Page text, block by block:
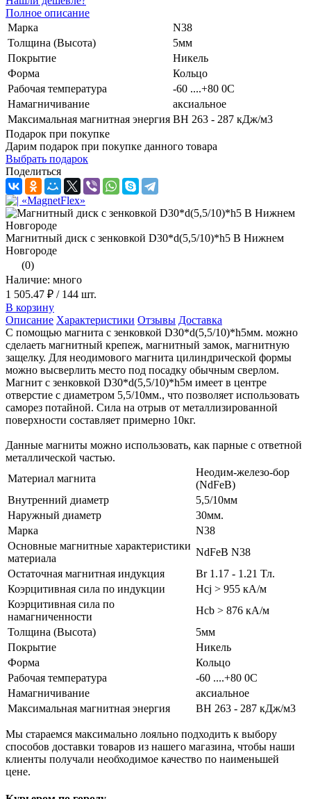
Полное описание
Марка
N38
Толщина (Высота)
5мм
Покрытие
Никель
Форма
Кольцо
Рабочая температура
-60 ....+80 0С
Намагничивание
аксиальное
Максимальная магнитная энергия BH 263 - 287 кДж/м3
Подарок при покупке
Дарим подарок при покупке данного товара
Выбрать подарок
Поделиться
Магнитный диск с зенковкой D30*d(5,5/10)*h5 В Нижнем
Новгороде
(0)
Наличие: много
1 505.47 ₽ / 144 шт.
В корзину
Описание Характеристики Отзывы Доставка
С помощью магнита с зенковкой D30*d(5,5/10)*h5мм. можно
сделаеть магнитный крепеж, магнитный замок, магнитную
защелку. Для неодимового магнита цилиндрической формы
можно высверлить место под посадку обычным сверлом.
Магнит с зенковкой D30*d(5,5/10)*h5м имеет в центре
отверстие с диаметром 5,5/10мм., что позволяет использовать
саморез потайной. Сила на отрыв от металлизированной
поверхности составляет примерно 10кг.
Данные магниты можно использовать, как парные с ответной
металлической частью.
Материал магнита
Неодим-железо-бор
(NdFeB)
Внутренний диаметр
5,5/10мм
Наружный диаметр
30мм.
Марка
N38
Основные магнитные характеристики
материала
NdFeB N38
Остаточная магнитная индукция
Br 1.17 - 1.21 Тл.
Коэрцитивная сила по индукции
Hcj > 955 кА/м
Коэрцитивная сила по
намагниченности
Hcb > 876 кА/м
Толщина (Высота)
5мм
Покрытие
Никель
Форма
Кольцо
Рабочая температура
-60 ....+80 0С
Намагничивание
аксиальное
Максимальная магнитная энергия
BH 263 - 287 кДж/м3
Мы стараемся максимально лояльно подходить к выбору
способов доставки товаров из нашего магазина, чтобы наши
клиенты получали необходимое качество по наименьшей
цене.